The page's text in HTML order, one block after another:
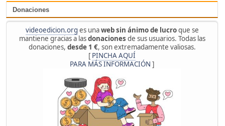
Donaciones
videoedicion.org es unaweb sin ánimo de lucroque se
mantiene gracias a lasdonaciones de sus usuarios. Todas las
donaciones, desde 1 €, son extremadamente valiosas.
[ PINCHA AQUÍ
PARA MÁS INFORMACIÓN ]